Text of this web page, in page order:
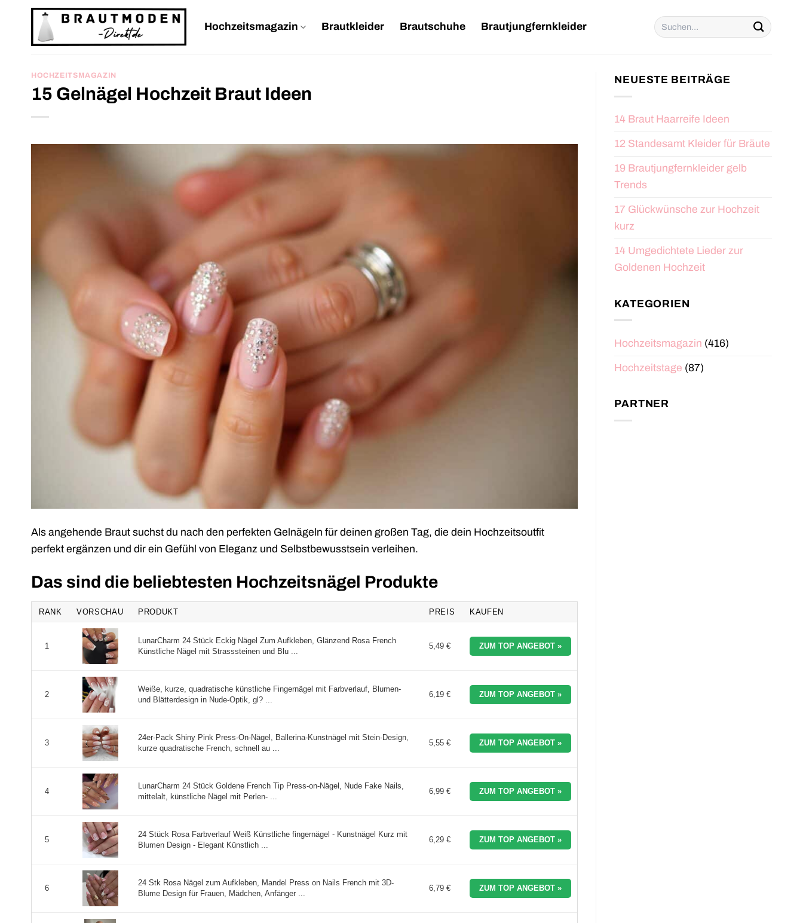
springen
Hochzeitsmagazin Brautkleider Brautschuhe Brautjungfernkleider
Suchen
nach:
HOCHZEITSMAGAZIN
15 Gelnägel Hochzeit Braut Ideen
Als angehende Braut suchst du nach den perfekten Gelnägeln für deinen großen Tag, die dein Hochzeitsoutfit
perfekt ergänzen und dir ein Gefühl von Eleganz und Selbstbewusstsein verleihen.
Das sind die beliebtesten Hochzeitsnägel Produkte
RANK VORSCHAU PRODUKT PREIS KAUFEN
1
LunarCharm 24 Stück Eckig Nägel Zum Aufkleben, Glänzend Rosa French
Künstliche Nägel mit Strasssteinen und Blu ...
5,49 € ZUM TOP ANGEBOT »
2
Weiße, kurze, quadratische künstliche Fingernägel mit Farbverlauf, Blumen-
und Blätterdesign in Nude-Optik, gl? ...
6,19 € ZUM TOP ANGEBOT »
3
24er-Pack Shiny Pink Press-On-Nägel, Ballerina-Kunstnägel mit Stein-Design,
kurze quadratische French, schnell au ...
5,55 € ZUM TOP ANGEBOT »
4
LunarCharm 24 Stück Goldene French Tip Press-on-Nägel, Nude Fake Nails,
mittelalt, künstliche Nägel mit Perlen- ...
6,99 € ZUM TOP ANGEBOT »
5
24 Stück Rosa Farbverlauf Weiß Künstliche fingernägel - Kunstnägel Kurz mit
Blumen Design - Elegant Künstlich ...
6,29 € ZUM TOP ANGEBOT »
6
24 Stk Rosa Nägel zum Aufkleben, Mandel Press on Nails French mit 3D-
Blume Design für Frauen, Mädchen, Anfänger ...
6,79 € ZUM TOP ANGEBOT »
NEUESTE BEITRÄGE
14 Braut Haarreife Ideen
12 Standesamt Kleider für Bräute
19 Brautjungfernkleider gelb
Trends
17 Glückwünsche zur Hochzeit
kurz
14 Umgedichtete Lieder zur
Goldenen Hochzeit
KATEGORIEN
Hochzeitsmagazin (416)
Hochzeitstage (87)
PARTNER